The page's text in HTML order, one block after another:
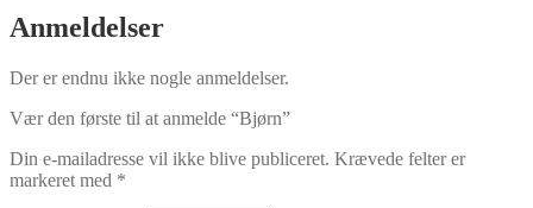
Anmeldelser
Der er endnu ikke nogle anmeldelser.
Vær den første til at anmelde “Bjørn”
Din e-mailadresse vil ikke blive publiceret. Krævede felter er
markeret med *